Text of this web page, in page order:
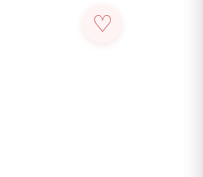
♡